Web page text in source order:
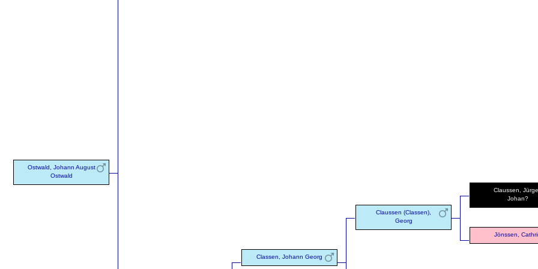
Ostwald, Johann August
Ostwald
Classen, Johann Georg
Claussen (Classen),
Georg
Claussen,
Johan?
Jönssen,